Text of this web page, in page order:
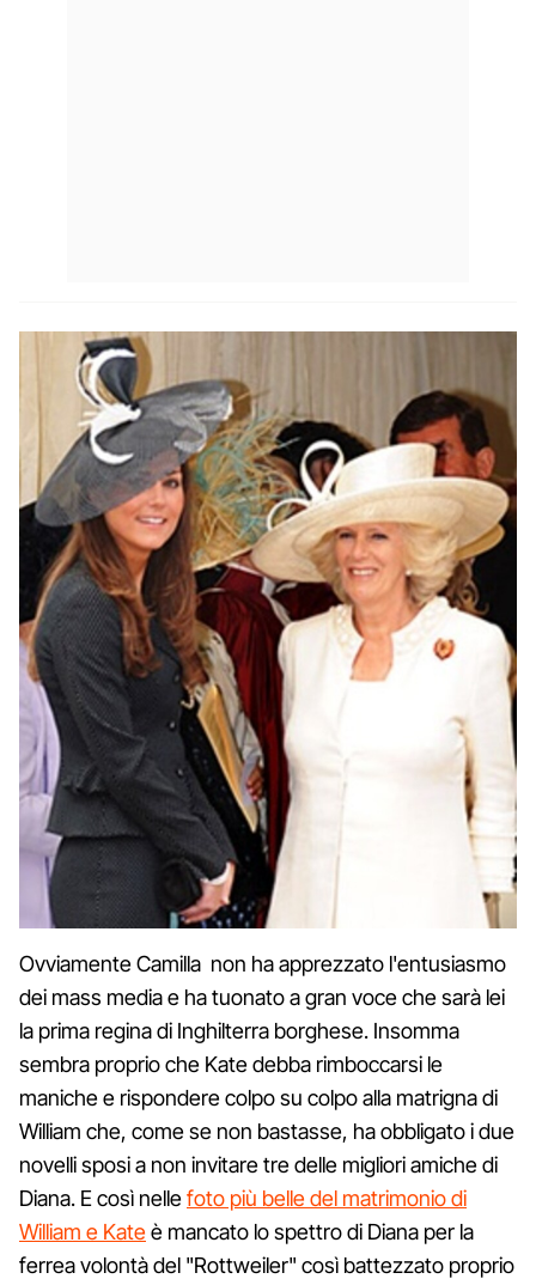
Ovviamente Camilla non ha apprezzato l'entusiasmo
dei mass media e ha tuonato a gran voce che sarà lei
la prima regina di Inghilterra borghese. Insomma
sembra proprio che Kate debba rimboccarsi le
maniche e rispondere colpo su colpo alla matrigna di
William che, come se non bastasse, ha obbligato i due
novelli sposi a non invitare tre delle migliori amiche di
Diana. E così nellefoto più belle del matrimonio di
William e Kateè mancato lo spettro di Diana per la
ferrea volontà del "Rottweiler" così battezzato proprio